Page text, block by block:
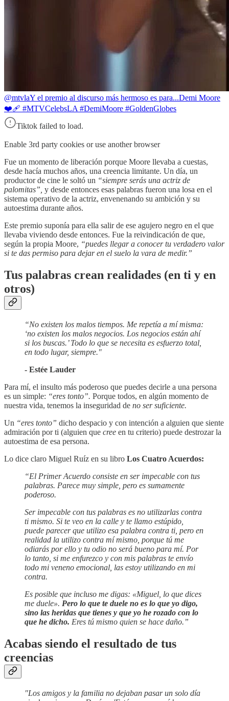
@mtvlaY el premio al discurso más hermoso es para...Demi Moore
❤️‍🩹 #MTVCelebsLA #DemiMoore #GoldenGlobes
Tiktok failed to load.
Enable 3rd party cookies or use another browser
Fue un momento de liberación porque Moore llevaba a cuestas,
desde hacía muchos años, una creencia limitante. Un día, un
productor de cine le soltó un “siempre serás una actriz de
palomitas”, y desde entonces esas palabras fueron una losa en el
sistema operativo de la actriz, envenenando su ambición y su
autoestima durante años.
Este premio suponía para ella salir de ese agujero negro en el que
llevaba viviendo desde entonces. Fue la reivindicación de que,
según la propia Moore, “puedes llegar a conocer tu verdadero valor
si te das permiso para dejar en el suelo la vara de medir.”
Tus palabras crean realidades (en ti y en
otros)
“No existen los malos tiempos. Me repetía a mí misma:
‘no existen los malos negocios. Los negocios están ahí
si los buscas.’ Todo lo que se necesita es esfuerzo total,
en todo lugar, siempre."
- Estée Lauder
Para mí, el insulto más poderoso que puedes decirle a una persona
es un simple: “eres tonto”. Porque todos, en algún momento de
nuestra vida, tenemos la inseguridad de no ser suficiente.
Un “eres tonto” dicho despacio y con intención a alguien que siente
admiración por ti (alguien que cree en tu criterio) puede destrozar la
autoestima de esa persona.
Lo dice claro Miguel Ruíz en su libro Los Cuatro Acuerdos:
“El Primer Acuerdo consiste en ser impecable con tus
palabras. Parece muy simple, pero es sumamente
poderoso.
Ser impecable con tus palabras es no utilizarlas contra
ti mismo. Si te veo en la calle y te llamo estúpido,
puede parecer que utilizo esa palabra contra ti, pero en
realidad la utilizo contra mí mismo, porque tú me
odiarás por ello y tu odio no será bueno para mí. Por
lo tanto, si me enfurezco y con mis palabras te envío
todo mi veneno emocional, las estoy utilizando en mi
contra.
Es posible que incluso me digas: «Miguel, lo que dices
me duele». Pero lo que te duele no es lo que yo digo,
sino las heridas que tienes y que yo he rozado con lo
que he dicho. Eres tú mismo quien se hace daño.”
Acabas siendo el resultado de tus
creencias
"Los amigos y la familia no dejaban pasar un solo día